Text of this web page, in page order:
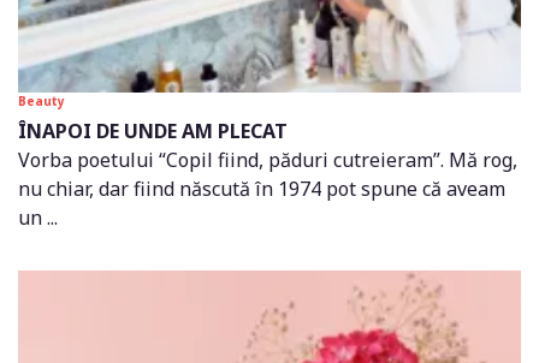
Beauty
ÎNAPOI DE UNDE AM PLECAT
Vorba poetului “Copil fiind, păduri cutreieram”. Mă rog,
nu chiar, dar fiind născută în 1974 pot spune că aveam
un ...